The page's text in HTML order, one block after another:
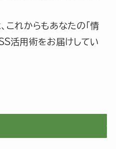
れからもあなたの「情
活用術をお届けしてい